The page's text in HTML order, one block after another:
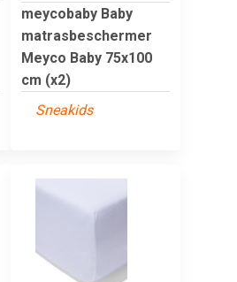
meycobaby Baby
matrasbeschermer
Meyco Baby 75x100
cm (x2)
Sneakids